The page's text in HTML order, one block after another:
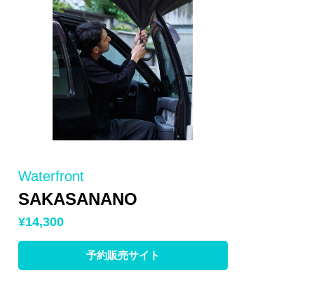
Waterfront
SAKASANANO
¥14,300
予約販売サイト